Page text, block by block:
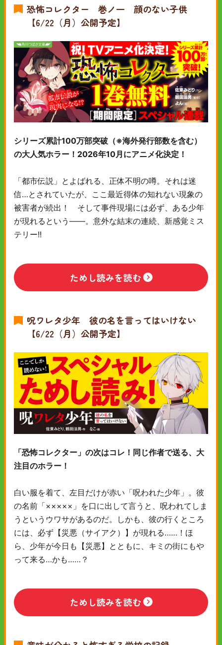
恐怖コレクター 巻ノ一 顔のない子供
【6/22（月）公開予定】
シリーズ累計100万部突破（※海外発行部数を含む）
の大人気ホラー！2026年10月にアニメ化決定！
「都市伝説」とよばれる、正体不明の噂。それは迷
信…とされていたが、ここ最近得体の知れない現象の
被害者が続出！ そして事件現場には必ず、ある少年
が現れるという――。意外な結末の連続、新感覚ミス
テリー!!
ためし読みを読む
呪ワレタ少年 彼の名を言ってはいけない
【6/22（月）公開予定】
「恐怖コレクター」の次はコレ！同じ作者で送る、大
注目のホラー！
白い服を着て、左目だけが赤い「呪われた少年」。彼
の名前「×××××」を口に出して言うと、呪われてしま
うというウワサがあるのだ。しかも、彼の行くところ
には、必ず【災悪（サイアク）】が現れる……！ほ
ら、少年が今日も【災悪】とともに、キミの街にもや
って来る…かも……？
ためし読みを読む